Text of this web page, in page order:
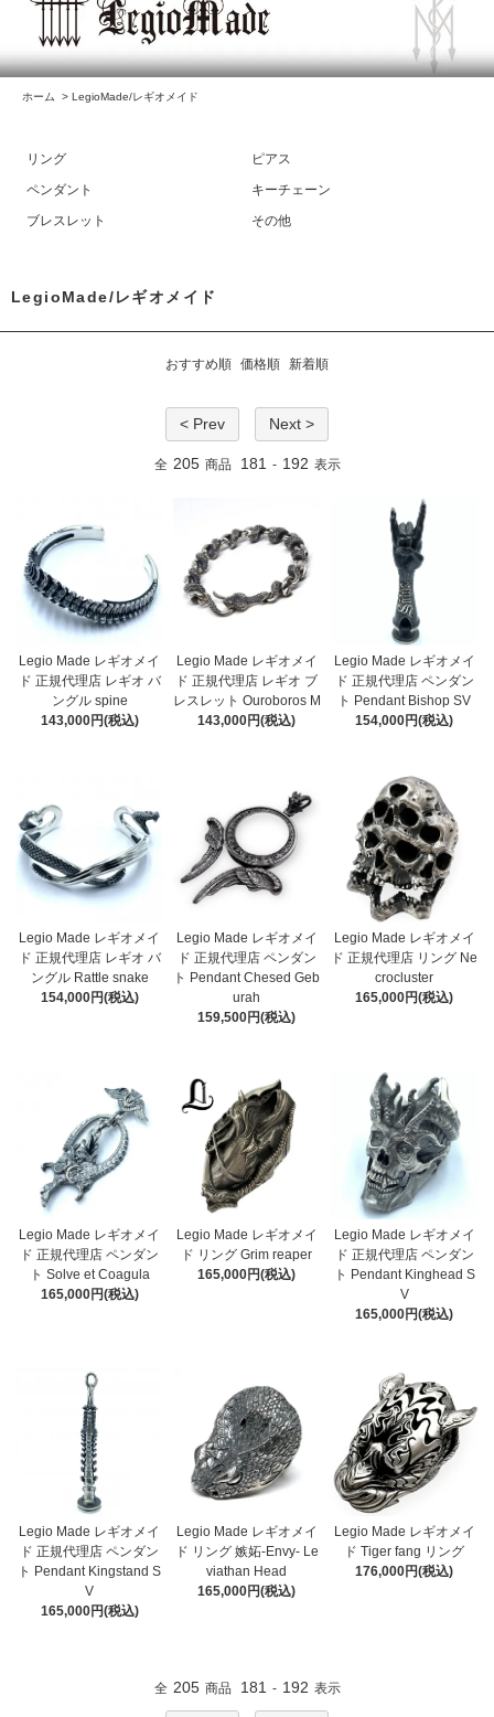
ホーム > LegioMade/レギオメイド
リング
ピアス
ペンダント
キーチェーン
ブレスレット
その他
LegioMade/レギオメイド
おすすめ順 価格順 新着順
< Prev Next >
全 205 商品 181 - 192 表示
Legio Made レギオメイ
ド 正規代理店 レギオ バ
ングル spine
143,000円(税込)
Legio Made レギオメイ
ド 正規代理店 レギオ ブ
レスレット Ouroboros M
143,000円(税込)
Legio Made レギオメイ
ド 正規代理店 ペンダン
ト Pendant Bishop SV
154,000円(税込)
Legio Made レギオメイ
ド 正規代理店 レギオ バ
ングル Rattle snake
154,000円(税込)
Legio Made レギオメイ
ド 正規代理店 ペンダン
ト Pendant Chesed Geb
urah
159,500円(税込)
Legio Made レギオメイ
ド 正規代理店 リング Ne
crocluster
165,000円(税込)
Legio Made レギオメイ
ド 正規代理店 ペンダン
ト Solve et Coagula
165,000円(税込)
Legio Made レギオメイ
ド リング Grim reaper
165,000円(税込)
Legio Made レギオメイ
ド 正規代理店 ペンダン
ト Pendant Kinghead S
V
165,000円(税込)
Legio Made レギオメイ
ド 正規代理店 ペンダン
ト Pendant Kingstand S
V
165,000円(税込)
Legio Made レギオメイ
ド リング 嫉妬-Envy- Le
viathan Head
165,000円(税込)
Legio Made レギオメイ
ド Tiger fang リング
176,000円(税込)
全 205 商品 181 - 192 表示